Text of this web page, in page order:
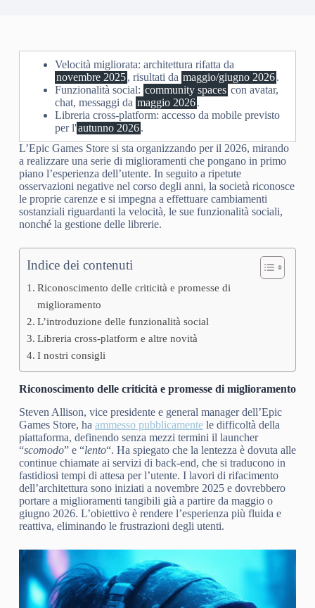
Velocità migliorata: architettura rifatta da
novembre 2025, risultati da maggio/giugno 2026.
Funzionalità social: community spaces con avatar,
chat, messaggi da maggio 2026.
Libreria cross-platform: accesso da mobile previsto
per l'autunno 2026.
L’Epic Games Store si sta organizzando per il 2026, mirando
a realizzare una serie di miglioramenti che pongano in primo
piano l’esperienza dell’utente. In seguito a ripetute
osservazioni negative nel corso degli anni, la società riconosce
le proprie carenze e si impegna a effettuare cambiamenti
sostanziali riguardanti la velocità, le sue funzionalità sociali,
nonché la gestione delle librerie.
Indice dei contenuti
Riconoscimento delle criticità e promesse di
miglioramento
L’introduzione delle funzionalità social
Libreria cross-platform e altre novità
I nostri consigli
Riconoscimento delle criticità e promesse di miglioramento
Steven Allison, vice presidente e general manager dell’Epic
Games Store, ha ammesso pubblicamentele difficoltà della
piattaforma, definendo senza mezzi termini il launcher
“scomodo” e “lento“. Ha spiegato che la lentezza è dovuta alle
continue chiamate ai servizi di back-end, che si traducono in
fastidiosi tempi di attesa per l’utente. I lavori di rifacimento
dell’architettura sono iniziati a novembre 2025 e dovrebbero
portare a miglioramenti tangibili già a partire da maggio o
giugno 2026. L’obiettivo è rendere l’esperienza più fluida e
reattiva, eliminando le frustrazioni degli utenti.